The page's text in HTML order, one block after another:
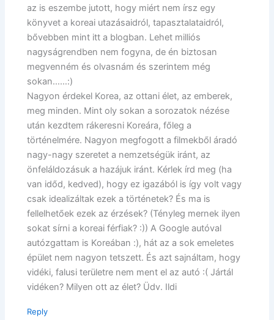
az is eszembe jutott, hogy miért nem írsz egy
könyvet a koreai utazásaidról, tapasztalataidról,
bővebben mint itt a blogban. Lehet milliós
nagyságrendben nem fogyna, de én biztosan
megvenném és olvasnám és szerintem még
sokan……:)
Nagyon érdekel Korea, az ottani élet, az emberek,
meg minden. Mint oly sokan a sorozatok nézése
után kezdtem rákeresni Koreára, főleg a
történelmére. Nagyon megfogott a filmekből áradó
nagy-nagy szeretet a nemzetségük iránt, az
önfeláldozásuk a hazájuk iránt. Kérlek írd meg (ha
van időd, kedved), hogy ez igazából is így volt vagy
csak idealizáltak ezek a történetek? És ma is
fellelhetőek ezek az érzések? (Tényleg mernek ilyen
sokat sírni a koreai férfiak? :)) A Google autóval
autózgattam is Koreában :), hát az a sok emeletes
épület nem nagyon tetszett. És azt sajnáltam, hogy
vidéki, falusi területre nem ment el az autó :( Jártál
vidéken? Milyen ott az élet? Üdv. Ildi
Reply